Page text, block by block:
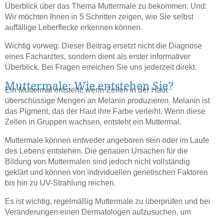
Überblick über das Thema Muttermale zu bekommen. Und:
Wir möchten Ihnen in 5 Schritten zeigen, wie Sie selbst
auffällige Leberflecke erkennen können.
Wichtig vorweg: Dieser Beitrag ersetzt nicht die Diagnose
eines Facharztes, sondern dient als erster informativer
Überblick. Bei Fragen erreichen Sie uns jederzeit direkt.
Muttermale: Wie entstehen Sie?
Ein Muttermal entsteht, wenn Zellen in der Haut
überschüssige Mengen an Melanin produzieren. Melanin ist
das Pigment, das der Haut ihre Farbe verleiht. Wenn diese
Zellen in Gruppen wachsen, entsteht ein Muttermal.
Muttermale können entweder angeboren sein oder im Laufe
des Lebens entstehen. Die genauen Ursachen für die
Bildung von Muttermalen sind jedoch nicht vollständig
geklärt und können von individuellen genetischen Faktoren
bis hin zu UV-Strahlung reichen.
Es ist wichtig, regelmäßig Muttermale zu überprüfen und bei
Veränderungen einen Dermatologen aufzusuchen, um